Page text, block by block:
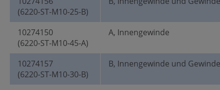
(6220-ST-M10-25-B)
10274150
(6220-ST-M10-45-A)
A, Innengewinde
10274157
(6220-ST-M10-30-B)
B, Innengewinde und